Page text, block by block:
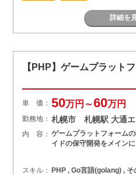
詳細を
【PHP】ゲームプラット
単 価： 50万円～60万円
勤務地： 札幌市 札幌駅 大通
内 容： ゲームプラットフォーム
イドの保守開発をメイン
スキル： PHP , Go言語(golang) , そ